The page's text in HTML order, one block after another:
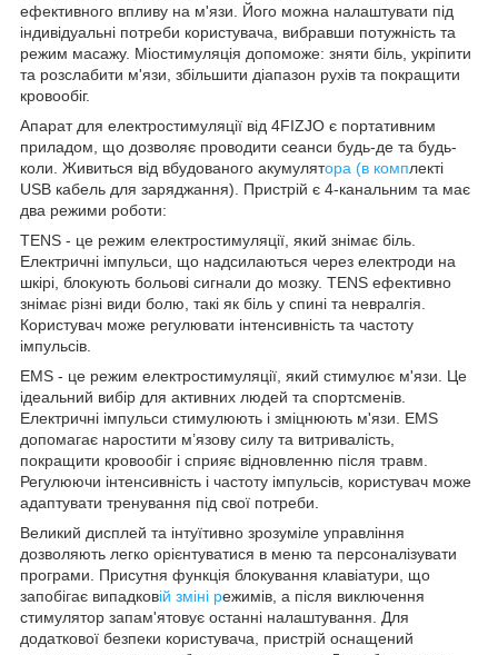
ефективного впливу на м'язи. Його можна налаштувати під
індивідуальні потреби користувача, вибравши потужність та
режим масажу. Міостимуляція допоможе: зняти біль, укріпити
та розслабити м'язи, збільшити діапазон рухів та покращити
кровообіг.
Апарат для електростимуляції від 4FIZJO є портативним
приладом, що дозволяє проводити сеанси будь-де та будь-
коли. Живиться від вбудованого акумулятора (в комплекті
USB кабель для заряджання). Пристрій є 4-канальним та має
два режими роботи:
TENS - це режим електростимуляції, який знімає біль.
Електричні імпульси, що надсилаються через електроди на
шкірі, блокують больові сигнали до мозку. TENS ефективно
знімає різні види болю, такі як біль у спині та невралгія.
Користувач може регулювати інтенсивність та частоту
імпульсів.
EMS - це режим електростимуляції, який стимулює м'язи. Це
ідеальний вибір для активних людей та спортсменів.
Електричні імпульси стимулюють і зміцнюють м'язи. EMS
допомагає наростити м’язову силу та витривалість,
покращити кровообіг і сприяє відновленню після травм.
Регулюючи інтенсивність і частоту імпульсів, користувач може
адаптувати тренування під свої потреби.
Великий дисплей та інтуїтивно зрозуміле управління
дозволяють легко орієнтуватися в меню та персоналізувати
програми. Присутня функція блокування клавіатури, що
запобігає випадковій зміні режимів, а після виключення
стимулятор запам'ятовує останні налаштування. Для
додаткової безпеки користувача, пристрій оснащений